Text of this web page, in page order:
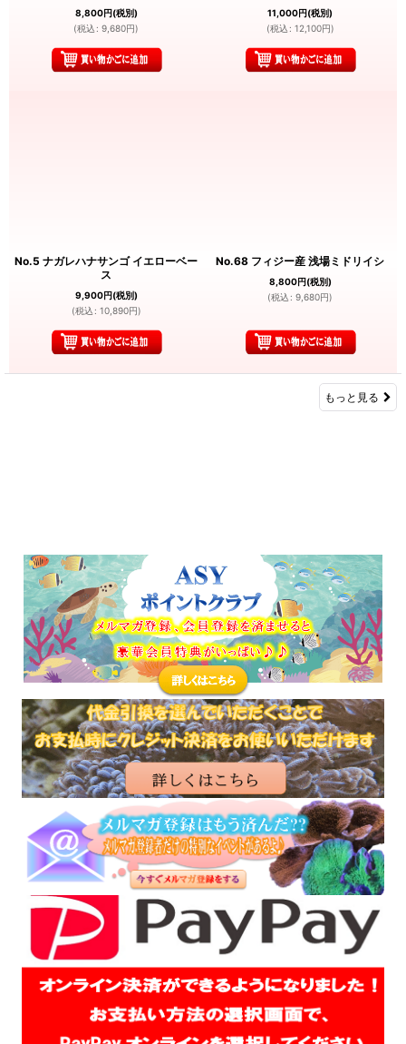
8,800円(税別)
(税込 : 9,680円)
11,000円(税別)
(税込 : 12,100円)
No.5 ナガレハナサンゴ イエローベー
ス
9,900円(税別)
(税込 : 10,890円)
No.68 フィジー産 浅場ミドリイシ
8,800円(税別)
(税込 : 9,680円)
もっと見る